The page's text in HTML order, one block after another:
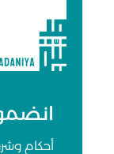
أحكام